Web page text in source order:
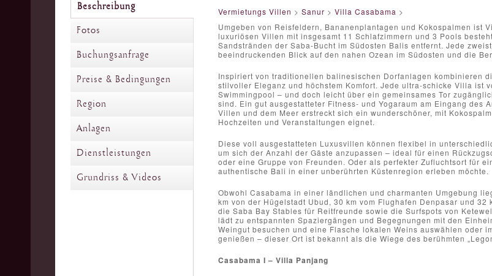
Beschreibung
Fotos
Buchungsanfrage
Preise & Bedingungen
Region
Anlagen
Dienstleistungen
Grundriss & Videos
Vermietungs Villen > Sanur > Villa Casabama >
Umgeben von Reisfeldern, Bananenplantagen und Kokospalmen ist
luxuriösen Villen mit insgesamt 11 Schlafzimmern und 3 Pools
Sandstränden der Saba-Bucht im Südosten Balis entfernt. Jede
beeindruckenden Blick auf den nahen Ozean im Südosten und die
Inspiriert von traditionellen balinesischen Dorfanlagen kombinieren
stilvoller Eleganz und höchstem Komfort. Jede ultra-schicke Villa ist
Swimmingpool – und doch leicht über ein gemeinsames Tor
sind. Ein gut ausgestatteter Fitness- und Yogaraum am Eingang des
Villen und dem Meer erstreckt sich ein wunderschöner, mit
Hochzeiten und Veranstaltungen eignet.
Diese voll ausgestatteten Luxusvillen können flexibel in
um sich der Anzahl der Gäste anzupassen – ideal für einen
oder eine Gruppe von Freunden. Oder als perfekter Zufluchtsort für
authentische Bali in einer unberührten Küstenregion erleben möchte.
Obwohl Casabama in einer ländlichen und charmanten Umgebung
km von der Hügelstadt Ubud, 30 km vom Flughafen Denpasar und
die Saba Bay Stables für Reitfreunde sowie die Surfspots von
lädt zu entspannten Spaziergängen und Begegnungen mit den
Weingut besuchen und eine Flasche lokalen Weins auswählen oder
genießen – dieser Ort ist bekannt als die Wiege des berühmten
Casabama I – Villa Panjang